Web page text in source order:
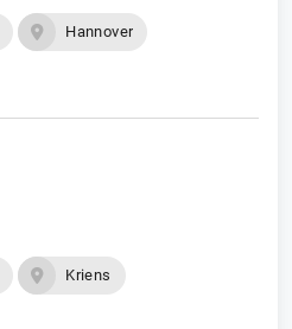
Hannover
Kriens